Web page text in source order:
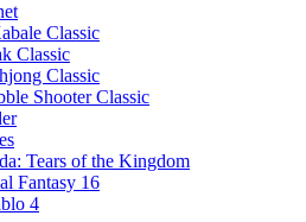
Classic
Classic
Classic
Shooter Classic
Tears of the Kingdom
Fantasy 16
4